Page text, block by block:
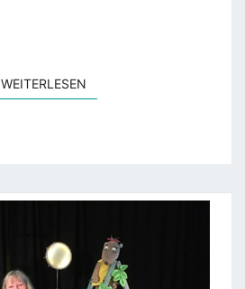
WEITERLESENWEITERLESEN